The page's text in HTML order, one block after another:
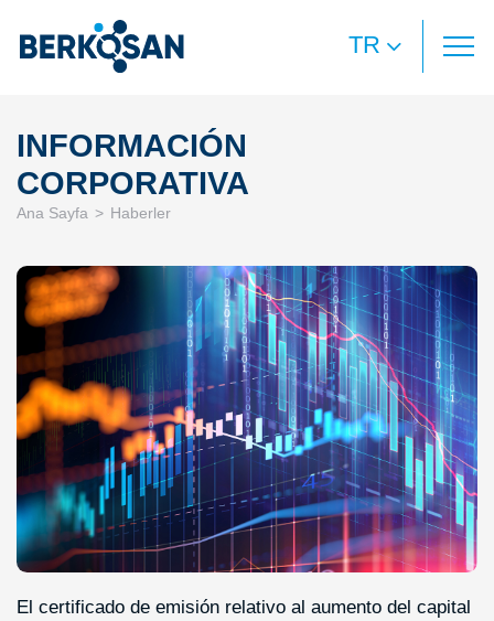
TR
INFORMACIÓN
CORPORATIVA
Ana Sayfa Haberler
El certificado de emisión relativo al aumento del capital